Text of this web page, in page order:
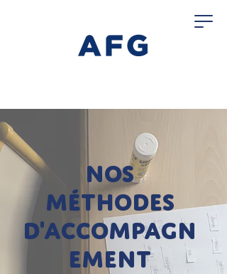
Nos
méthodes
d'accompagn
ement